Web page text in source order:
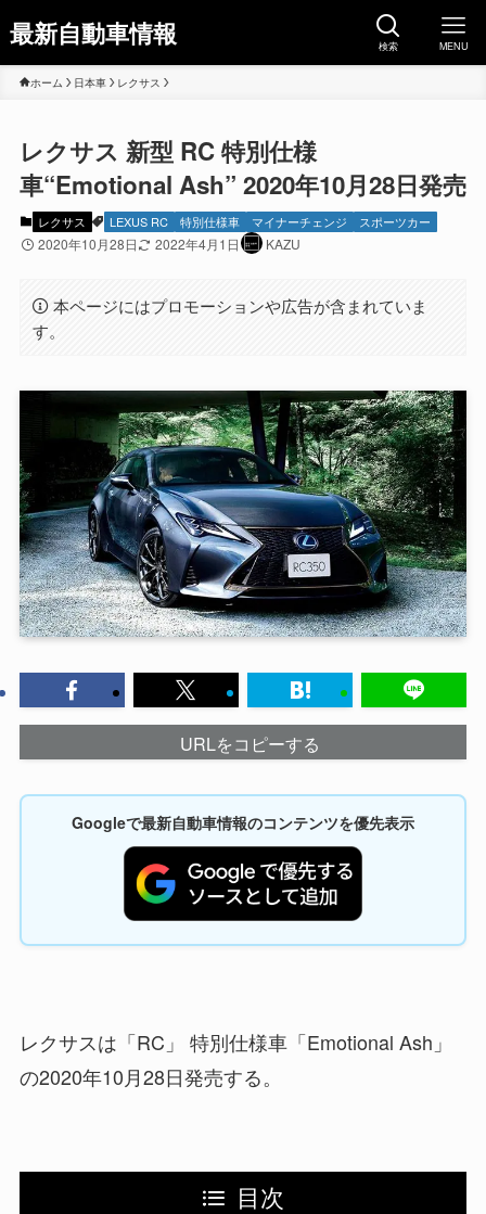
最新自動車情報 検索 MENU
ホーム 日本車 レクサス
レクサス 新型 RC 特別仕様
車“Emotional Ash” 2020年10月28日発売
レクサス LEXUS RC 特別仕様車 マイナーチェンジ スポーツカー
2020年10月28日 2022年4月1日 KAZU
本ページにはプロモーションや広告が含まれていま
す。
URLをコピーする
Googleで最新自動車情報のコンテンツを優先表示
レクサスは「RC」 特別仕様車「Emotional Ash」
の2020年10月28日発売する。
目次